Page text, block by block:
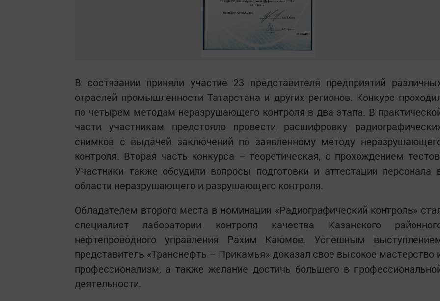
В состязании приняли участие 23 представителя предприятий
отраслей промышленности Татарстана и других регионов. Конкурс
по четырем методам неразрушающего контроля в два этапа. В
части участникам предстояло провести расшифровку
снимков с выдачей заключений по заявленному методу
контроля. Вторая часть конкурса – теоретическая, с прохождением
Участники также обсудили вопросы подготовки и аттестации персонала
области неразрушающего и разрушающего контроля.
Обладателем второго места в номинации «Радиографический контроль»
специалист лаборатории контроля качества Казанского
нефтепроводного управления Рахим Каюмов. Успешным
представитель «Транснефть – Прикамья» доказал свое высокое мастерство
профессионализм, а также желание достичь большего в
деятельности.